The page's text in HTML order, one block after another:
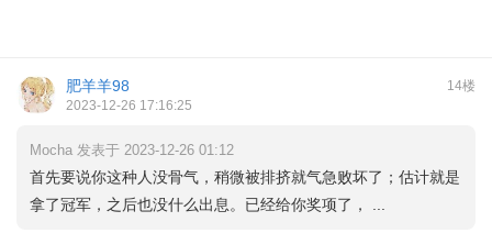
14楼
肥羊羊98
2023-12-26 17:16:25
Mocha 发表于 2023-12-26 01:12
首先要说你这种人没骨气，稍微被排挤就气急败坏了；估计就是
拿了冠军，之后也没什么出息。已经给你奖项了， ...